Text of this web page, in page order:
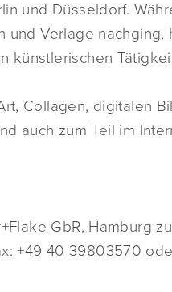
und Düsseldorf.
und Verlage
künstlerischen
Collagen, digitalen
auch zum Teil im
GbR, Hamburg
+49 40 39803570